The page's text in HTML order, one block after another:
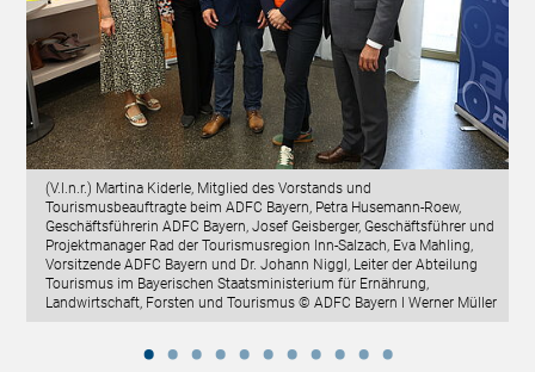
(V.l.n.r.) Martina Kiderle, Mitglied des Vorstands und
Tourismusbeauftragte beim ADFC Bayern, Petra Husemann-Roew,
Geschäftsführerin ADFC Bayern, Josef Geisberger, Geschäftsführer und
Projektmanager Rad der Tourismusregion Inn-Salzach, Eva Mahling,
Vorsitzende ADFC Bayern und Dr. Johann Niggl, Leiter der Abteilung
Tourismus im Bayerischen Staatsministerium für Ernährung,
Landwirtschaft, Forsten und Tourismus © ADFC Bayern I Werner Müller